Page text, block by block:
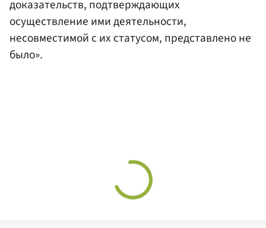
доказательств, подтверждающих
осуществление ими деятельности,
несовместимой с их статусом, представлено не
было».